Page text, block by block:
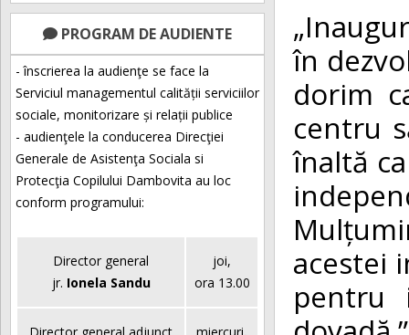
PROGRAM DE AUDIENTE
- înscrierea la audienţe se face la
Serviciul managementul calității serviciilor
sociale, monitorizare și relații publice
- audienţele la conducerea Direcţiei
Generale de Asistenţa Sociala si
Protecţia Copilului Dambovita au loc
conform programului:
Director general
jr. Ionela Sandu
joi,
ora 13.00
în
dorim
centru
înaltă
acestei
pentru